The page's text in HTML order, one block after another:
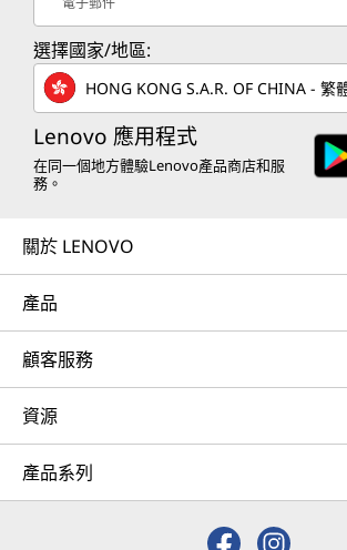
選擇國家/地區:
HONG KONG S.A.R. OF CHINA - 繁
Lenovo 應用程式
在同一個地方體驗Lenovo產品商店和服
務。
關於 LENOVO
產品
顧客服務
資源
產品系列